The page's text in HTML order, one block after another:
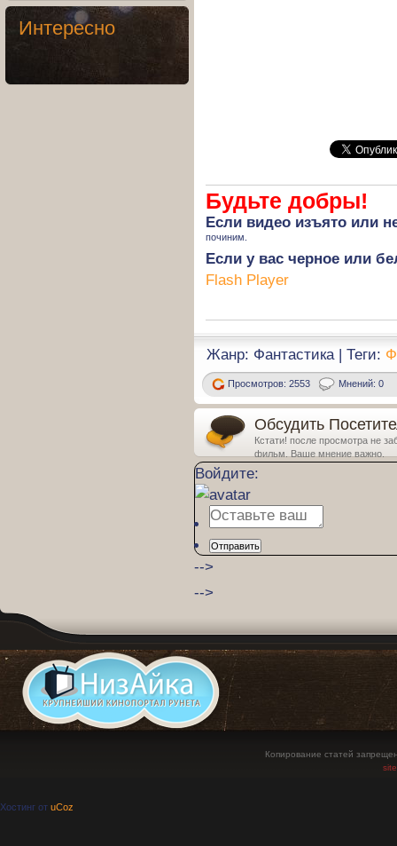
Будьте добры!
Если видео изъято или
починим.
Если у вас черное или
Flash Player
Жанр: Фантастика | Теги:
Просмотров: 2553 Мнений: 0
Обсудить
Кстати! после просмотра не
фильм. Ваше мнение важно.
Войдите:
Отправить
-->
-->
Интересно
Копирование статей
Хостинг от uCoz